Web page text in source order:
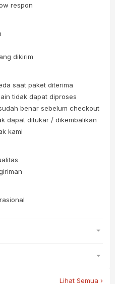
respon
dikirim
saat paket diterima
tidak dapat diproses
benar sebelum checkout
dapat ditukar / dikembalikan
kami
Lihat Semua ›